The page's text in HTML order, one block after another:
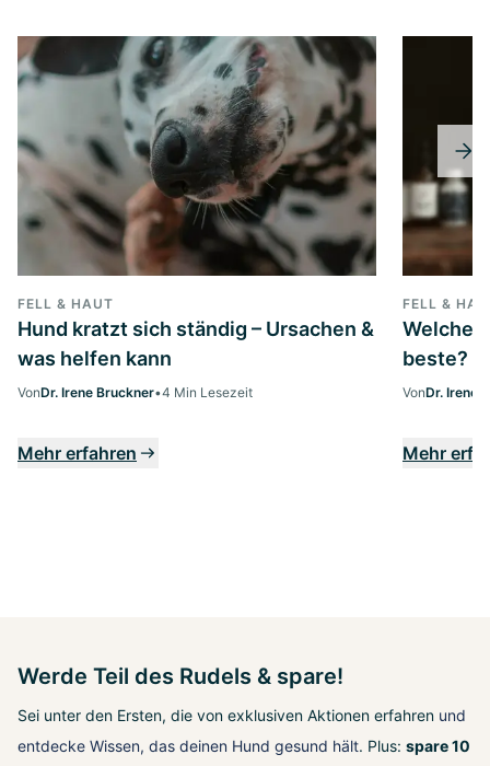
FELL & HAUT
Hund kratzt sich ständig – Ursachen &
was helfen kann
VonDr. Irene Bruckner•4 Min Lesezeit
Mehr erfahren
FELL &
Welches
beste?
VonDr. Irene
Mehr
Werde Teil des Rudels & spare!
Sei unter den Ersten, die von exklusiven Aktionen erfahren und
entdecke Wissen, das deinen Hund gesund hält. Plus: spare 10